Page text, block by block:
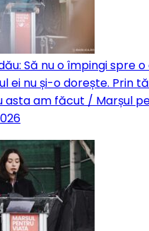
Să nu o împingi spre
ei nu și-o dorește. Prin
asta am făcut / Marșul